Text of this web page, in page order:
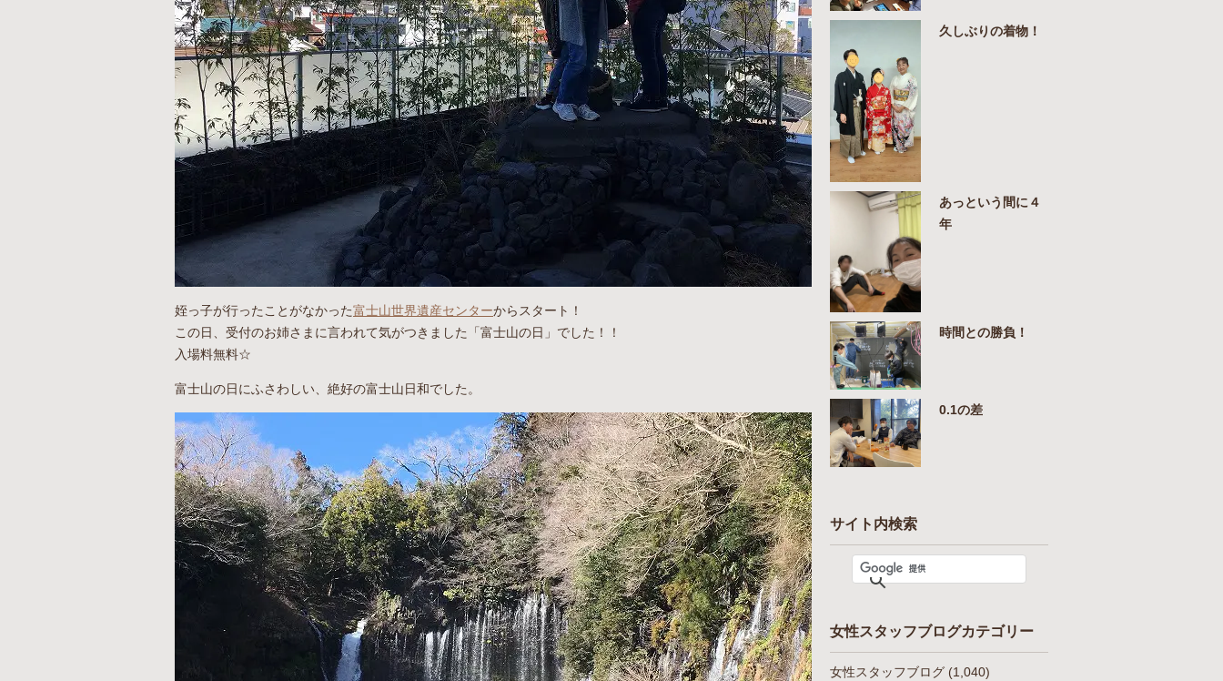
姪っ子が行ったことがなかった富士山世界遺産センターからスタート！
この日、受付のお姉さまに言われて気がつきました「富士山の日」でした！！
入場料無料☆
富士山の日にふさわしい、絶好の富士山日和でした。
久しぶりの着物！
あっという間に４
年
時間との勝負！
0.1の差
サイト内検索
女性スタッフブログカテゴリー
女性スタッフブログ (1,040)